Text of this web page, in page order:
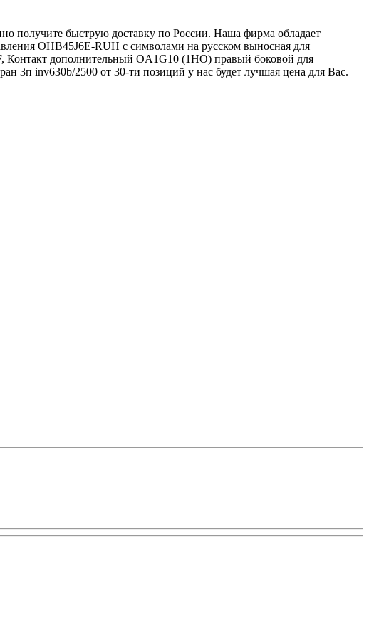
получите быструю доставку по России. Наша фирма обладает
OHB45J6E-RUH с символами на русском выносная для
Контакт дополнительный OA1G10 (1НО) правый боковой для
3п inv630b/2500 от 30-ти позиций у нас будет лучшая цена для Вас.